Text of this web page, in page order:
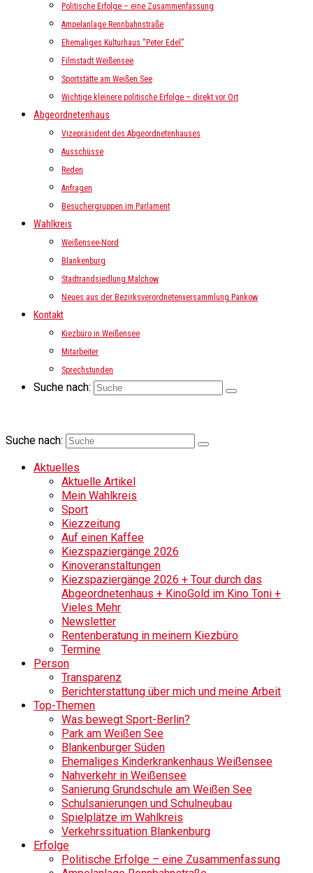
Politische Erfolge – eine Zusammenfassung
Ampelanlage Rennbahnstraße
Ehemaliges Kulturhaus “Peter Edel”
Filmstadt Weißensee
Sportstätte am Weißen See
Wichtige kleinere politische Erfolge – direkt vor Ort
Abgeordnetenhaus
Vizepräsident des Abgeordnetenhauses
Ausschüsse
Reden
Anfragen
Besuchergruppen im Parlament
Wahlkreis
Weißensee-Nord
Blankenburg
Stadtrandsiedlung Malchow
Neues aus der Bezirksverordnetenversammlung Pankow
Kontakt
Kiezbüro in Weißensee
Mitarbeiter
Sprechstunden
Suche nach:
Suche nach:
Aktuelles
Aktuelle Artikel
Mein Wahlkreis
Sport
Kiezzeitung
Auf einen Kaffee
Kiezspaziergänge 2026
Kinoveranstaltungen
Kiezspaziergänge 2026 + Tour durch das
Abgeordnetenhaus + KinoGold im Kino Toni +
Vieles Mehr
Newsletter
Rentenberatung in meinem Kiezbüro
Termine
Person
Transparenz
Berichterstattung über mich und meine Arbeit
Top-Themen
Was bewegt Sport-Berlin?
Park am Weißen See
Blankenburger Süden
Ehemaliges Kinderkrankenhaus Weißensee
Nahverkehr in Weißensee
Sanierung Grundschule am Weißen See
Schulsanierungen und Schulneubau
Spielplätze im Wahlkreis
Verkehrssituation Blankenburg
Erfolge
Politische Erfolge – eine Zusammenfassung